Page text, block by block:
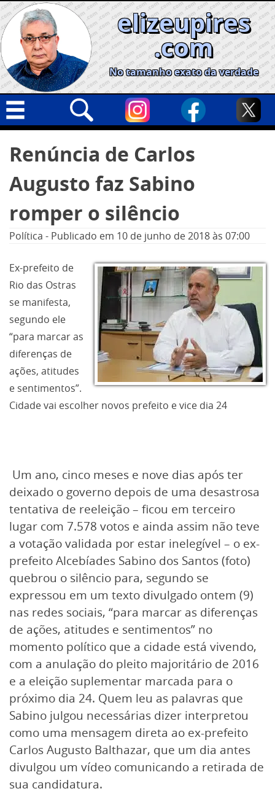
Skip
to
content
elizeupires
.com
No tamanho exato da verdade
Geral
Cidades
Informe especial
por:
Renúncia de Carlos
Augusto faz Sabino
romper o silêncio
Política - Publicado em 10 de junho de 2018às 07:00
Ex-prefeito de
Rio das Ostras
se manifesta,
segundo ele
“para marcar as
diferenças de
ações, atitudes
e sentimentos”.
Cidade vai escolher novos prefeito e vice dia 24
Um ano, cinco meses e nove dias após ter
deixado o governo depois de uma desastrosa
tentativa de reeleição – ficou em terceiro
lugar com 7.578 votos e ainda assim não teve
a votação validada por estar inelegível – o ex-
prefeito Alcebíades Sabino dos Santos (foto)
quebrou o silêncio para, segundo se
expressou em um texto divulgado ontem (9)
nas redes sociais, “para marcar as diferenças
de ações, atitudes e sentimentos” no
momento político que a cidade está vivendo,
com a anulação do pleito majoritário de 2016
e a eleição suplementar marcada para o
próximo dia 24. Quem leu as palavras que
Sabino julgou necessárias dizer interpretou
como uma mensagem direta ao ex-prefeito
Carlos Augusto Balthazar, que um dia antes
divulgou um vídeo comunicando a retirada de
sua candidatura.